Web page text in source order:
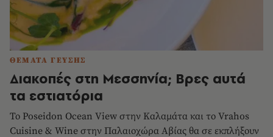
ΘΕΜΑΤΑ ΓΕΥΣΗΣ
Διακοπές στη Μεσσηνία; Βρες αυτά
τα εστιατόρια
Το Poseidon Ocean View στην Καλαμάτα και το Vrahos
Cuisine & Wine στην Παλαιοχώρα Αβίας θα σε εκπλήξουν